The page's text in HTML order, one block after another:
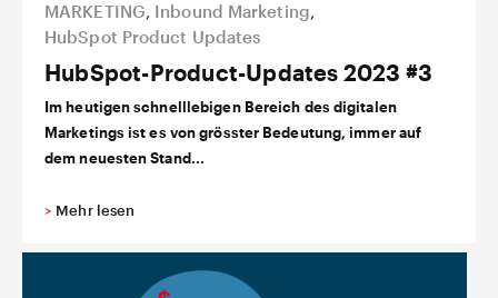
MARKETING, Inbound Marketing,
HubSpot Product Updates
HubSpot-Product-Updates 2023 #3
Im heutigen schnelllebigen Bereich des digitalen
Marketings ist es von grösster Bedeutung, immer auf
dem neuesten Stand...
> Mehr lesen